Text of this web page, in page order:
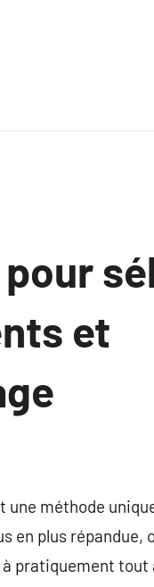
et
méthode
en plus
pratiquement